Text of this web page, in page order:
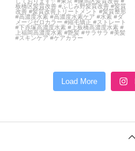
5月 12
Load More